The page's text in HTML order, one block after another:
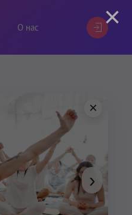
О нас
×
›
×